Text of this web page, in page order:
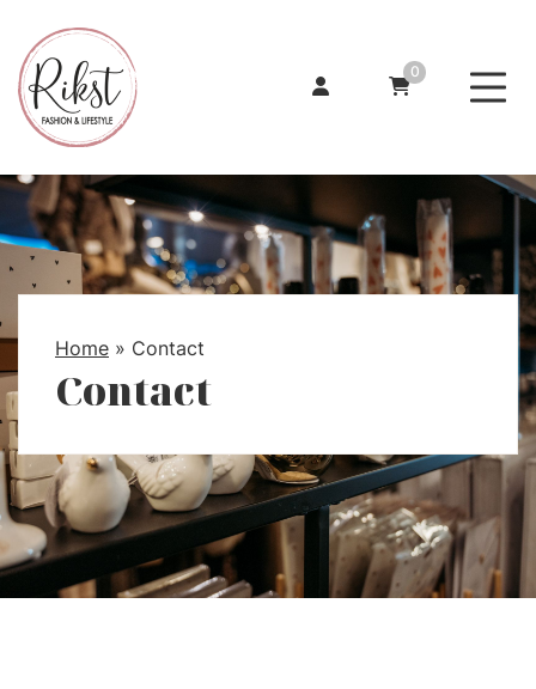
0
Home » Contact
Contact